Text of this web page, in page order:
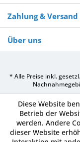
Zahlung & Versand
Über uns
* Alle Preise inkl.
Diese Website
Betrieb der
werden. Andere
dieser Website